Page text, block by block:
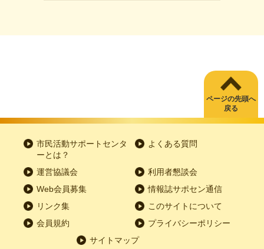
ページの先頭へ
戻る
市民活動サポートセンタ
ーとは？
よくある質問
運営協議会
利用者懇談会
Web会員募集
情報誌サポセン通信
リンク集
このサイトについて
会員規約
プライバシーポリシー
サイトマップ